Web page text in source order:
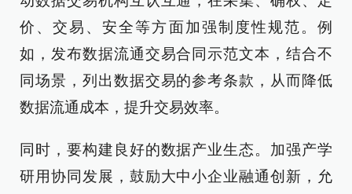
价、交易、安全等方面加强制度性规范。例
如，发布数据流通交易合同示范文本，结合不
同场景，列出数据交易的参考条款，从而降低
数据流通成本，提升交易效率。
同时，要构建良好的数据产业生态。加强产学
研用协同发展，鼓励大中小企业融通创新，允